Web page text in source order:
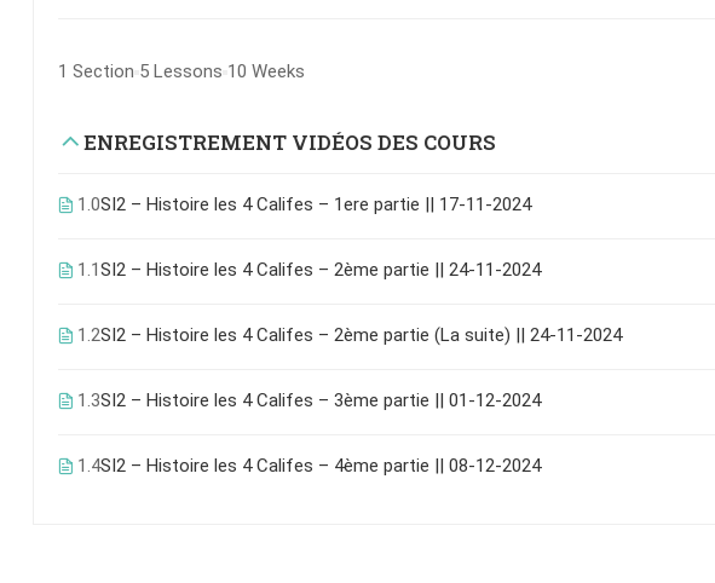
1 Section 5 Lessons 10 Weeks
ENREGISTREMENT VIDÉOS DES COURS
1.0SI2 – Histoire les 4 Califes – 1ere partie || 17-11-2024
1.1SI2 – Histoire les 4 Califes – 2ème partie || 24-11-2024
1.2SI2 – Histoire les 4 Califes – 2ème partie (La suite) || 24-11-2024
1.3SI2 – Histoire les 4 Califes – 3ème partie || 01-12-2024
1.4SI2 – Histoire les 4 Califes – 4ème partie || 08-12-2024